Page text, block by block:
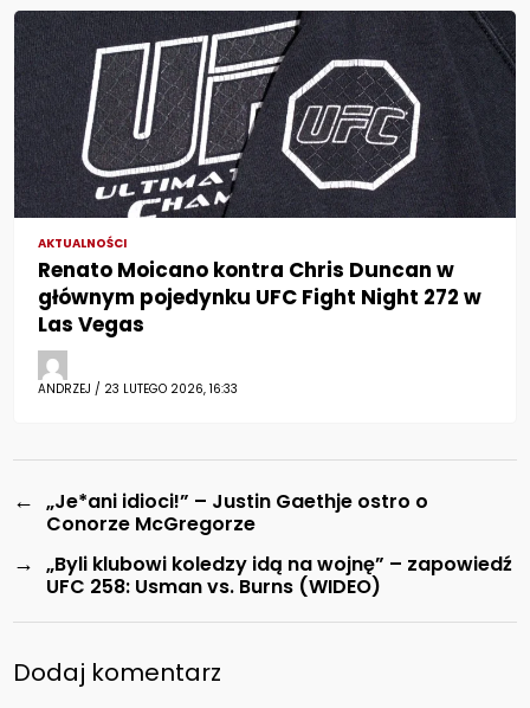
AKTUALNOŚCI
Renato Moicano kontra Chris Duncan w
głównym pojedynku UFC Fight Night 272 w
Las Vegas
ANDRZEJ / 23 LUTEGO 2026, 16:33
← „Je*ani idioci!” – Justin Gaethje ostro o
Conorze McGregorze
→ „Byli klubowi koledzy idą na wojnę” – zapowiedź
UFC 258: Usman vs. Burns (WIDEO)
Dodaj komentarz